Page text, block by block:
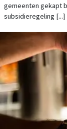
gemeenten gekapt
subsidieregeling [...]